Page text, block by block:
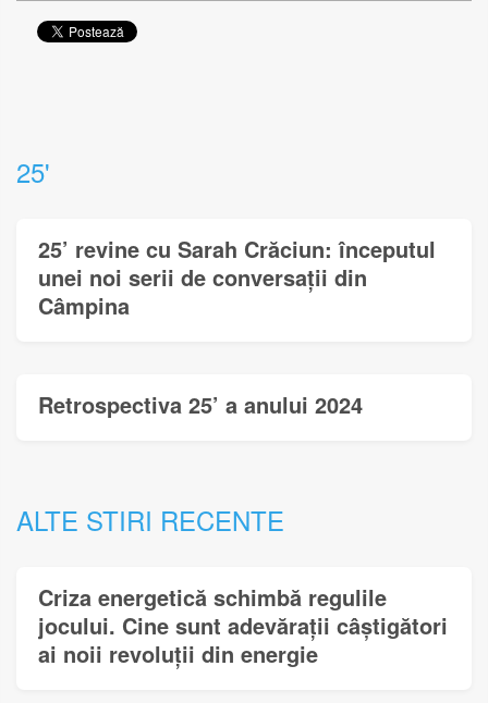
25'
25’ revine cu Sarah Crăciun: începutul
unei noi serii de conversații din
Câmpina
Retrospectiva 25’ a anului 2024
ALTE STIRI RECENTE
Criza energetică schimbă regulile
jocului. Cine sunt adevărații câștigători
ai noii revoluții din energie